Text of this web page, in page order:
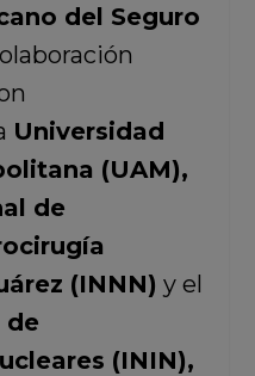
del Seguro
Universidad
(UAM),
de
(INNN) y el
de
(ININ),